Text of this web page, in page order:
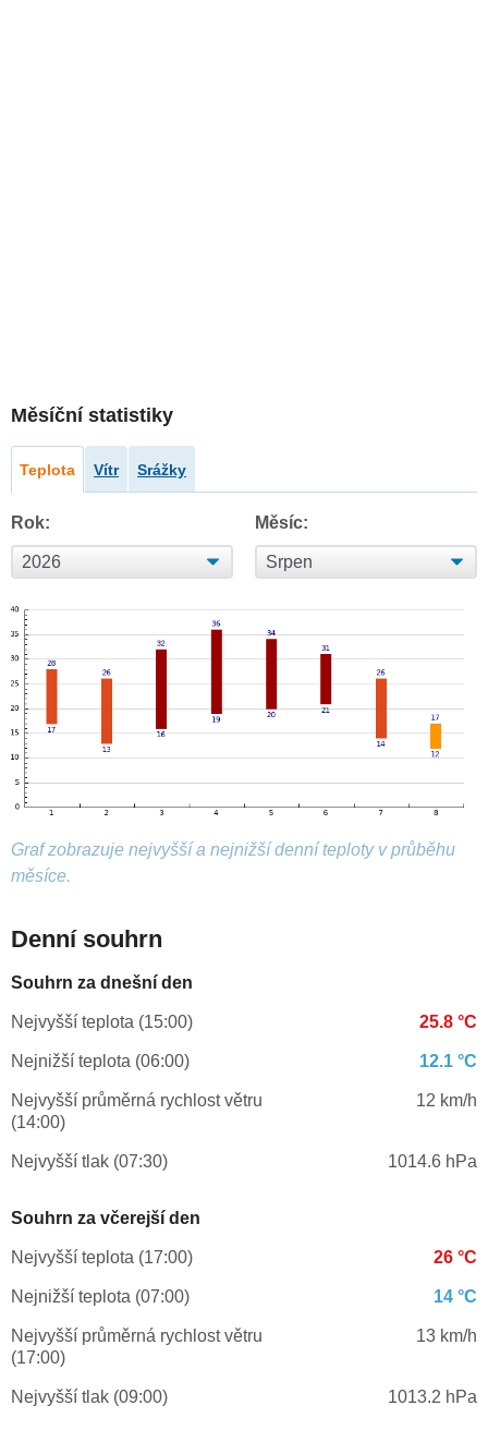
Měsíční statistiky
Teplota Vítr Srážky
Rok: Měsíc:
Graf zobrazuje nejvyšší a nejnižší denní teploty v průběhu
měsíce.
Denní souhrn
Souhrn za dnešní den
Nejvyšší teplota (15:00) 25.8 °C
Nejnižší teplota (06:00) 12.1 °C
Nejvyšší průměrná rychlost větru
(14:00)
12 km/h
Nejvyšší tlak (07:30) 1014.6 hPa
Souhrn za včerejší den
Nejvyšší teplota (17:00) 26 °C
Nejnižší teplota (07:00) 14 °C
Nejvyšší průměrná rychlost větru
(17:00)
13 km/h
Nejvyšší tlak (09:00) 1013.2 hPa